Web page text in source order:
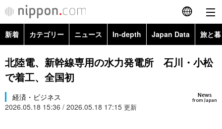
English
简体字
カテゴリー
新着 カテゴリー ニュース In-depth Japan Data 旅と
政治・外交
経済・ビジネス
国際・海外
Topics
北陸電、新幹線専用の水力発電所 石川・小松
で着工、全国初
News
from Japan
経済・ビジネス
2026.05.18 15:36 / 2026.05.18 17:15 更新